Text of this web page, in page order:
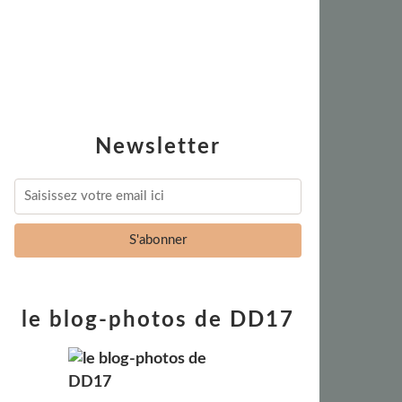
Newsletter
le blog-photos de DD17